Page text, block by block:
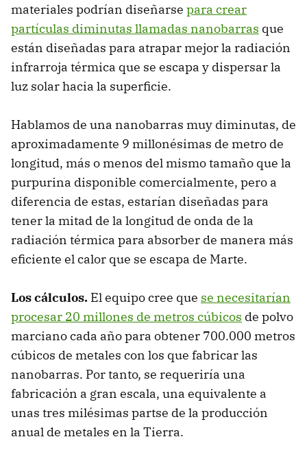
materiales podrían diseñarse para crear
partículas diminutas llamadas nanobarras que
están diseñadas para atrapar mejor la radiación
infrarroja térmica que se escapa y dispersar la
luz solar hacia la superficie.
Hablamos de una nanobarras muy diminutas, de
aproximadamente 9 millonésimas de metro de
longitud, más o menos del mismo tamaño que la
purpurina disponible comercialmente, pero a
diferencia de estas, estarían diseñadas para
tener la mitad de la longitud de onda de la
radiación térmica para absorber de manera más
eficiente el calor que se escapa de Marte.
Los cálculos. El equipo cree que se necesitarían
procesar 20 millones de metros cúbicos de polvo
marciano cada año para obtener 700.000 metros
cúbicos de metales con los que fabricar las
nanobarras. Por tanto, se requeriría una
fabricación a gran escala, una equivalente a
unas tres milésimas partse de la producción
anual de metales en la Tierra.